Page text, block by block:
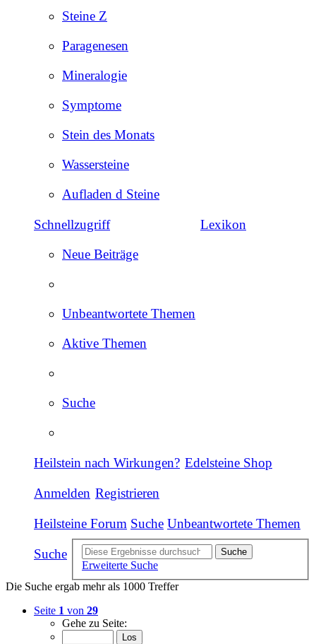
Steine Z
Paragenesen
Mineralogie
Symptome
Stein des Monats
Wassersteine
Aufladen d Steine
Schnellzugriff
Neue Beiträge
Unbeantwortete Themen
Aktive Themen
Suche
Lexikon
Heilstein nach Wirkungen? Edelsteine Shop
Anmelden Registrieren
Heilsteine Forum Suche Unbeantwortete Themen
Suche Suche
Erweiterte Suche
Die Suche ergab mehr als 1000 Treffer
Seite 1 von 29
Gehe zu Seite: